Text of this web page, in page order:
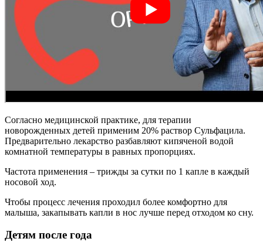
Согласно медицинской практике, для терапии
новорожденных детей применим 20% раствор Сульфацила.
Предварительно лекарство разбавляют кипяченой водой
комнатной температуры в равных пропорциях.
Частота применения – трижды за сутки по 1 капле в каждый
носовой ход.
Чтобы процесс лечения проходил более комфортно для
малыша, закапывать капли в нос лучше перед отходом ко сну.
Детям после года